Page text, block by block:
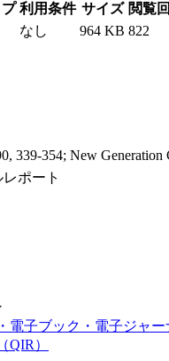
利用条件 サイズ 閲覧
なし 964 KB 822
339-354; New Generation
ポート
電子ブック・電子ジャー
QIR）